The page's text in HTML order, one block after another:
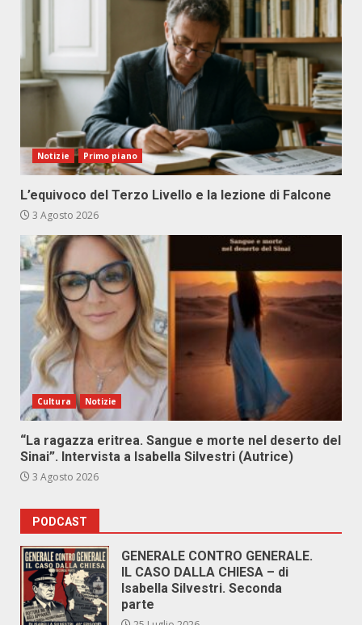
Notizie Primo piano
L’equivoco del Terzo Livello e la lezione di Falcone
3 Agosto 2026
Cultura Notizie
“La ragazza eritrea. Sangue e morte nel deserto del
Sinai”. Intervista a Isabella Silvestri (Autrice)
3 Agosto 2026
PODCAST
GENERALE CONTRO GENERALE.
IL CASO DALLA CHIESA – di
Isabella Silvestri. Seconda
parte